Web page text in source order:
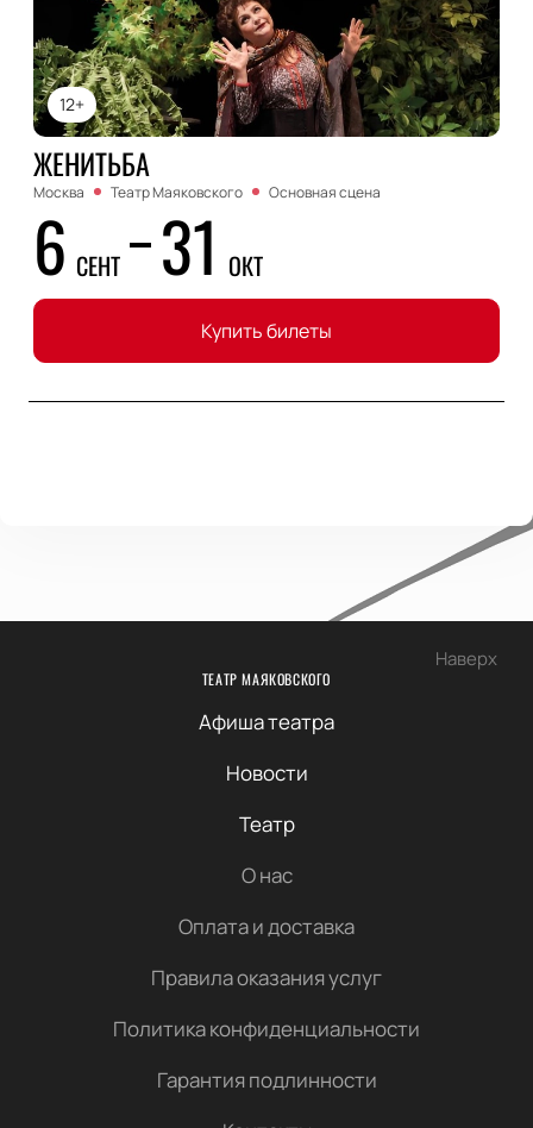
12+
ЖЕНИТЬБА
Москва Театр Маяковского Основная сцена
6 СЕНТ 31 ОКТ
Купить билеты
Наверх
ТЕАТР МАЯКОВСКОГО
Афиша театра
Новости
Театр
О нас
Оплата и доставка
Правила оказания услуг
Политика конфиденциальности
Гарантия подлинности